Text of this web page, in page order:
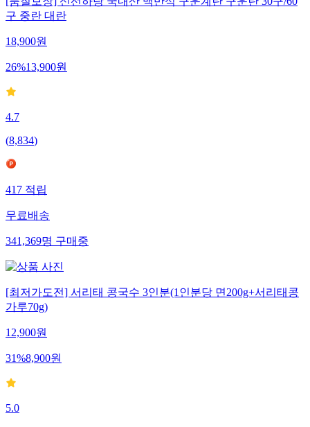
구 중란 대란
18,900원
26%13,900원
4.7
(8,834)
417 적립
무료배송
341,369명 구매중
[최저가도전] 서리태 콩국수 3인분(1인분당 면200g+서리태콩
가루70g)
12,900원
31%8,900원
5.0